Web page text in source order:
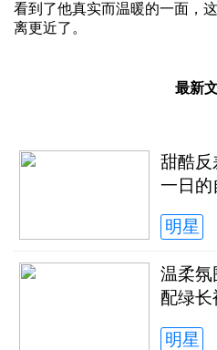
看到了他真实而温暖的一面，
离更近了。
最新
甜酷反
一日的
明星
温柔氛
配绿长
明星